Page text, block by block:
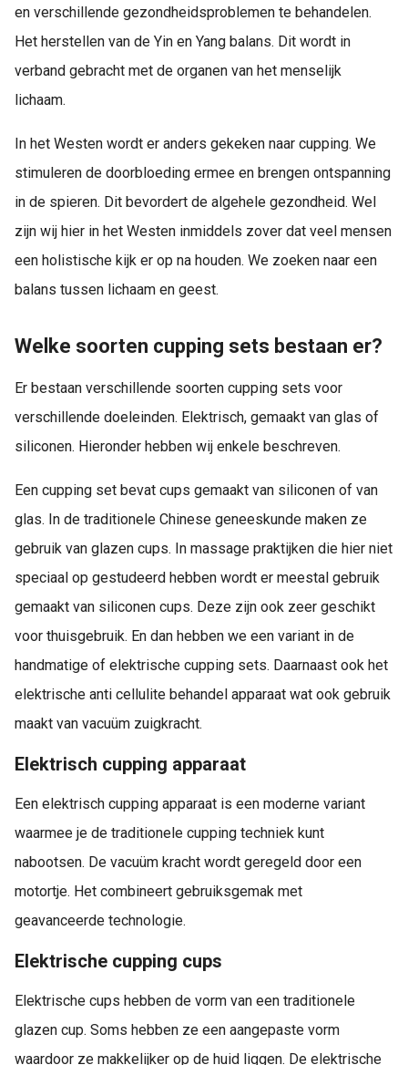
en verschillende gezondheidsproblemen te behandelen.
Het herstellen van de Yin en Yang balans. Dit wordt in
verband gebracht met de organen van het menselijk
lichaam.
In het Westen wordt er anders gekeken naar cupping. We
stimuleren de doorbloeding ermee en brengen ontspanning
in de spieren. Dit bevordert de algehele gezondheid. Wel
zijn wij hier in het Westen inmiddels zover dat veel mensen
een holistische kijk er op na houden. We zoeken naar een
balans tussen lichaam en geest.
Welke soorten cupping sets bestaan er?
Er bestaan verschillende soorten cupping sets voor
verschillende doeleinden. Elektrisch, gemaakt van glas of
siliconen. Hieronder hebben wij enkele beschreven.
Een cupping set bevat cups gemaakt van siliconen of van
glas. In de traditionele Chinese geneeskunde maken ze
gebruik van glazen cups. In massage praktijken die hier niet
speciaal op gestudeerd hebben wordt er meestal gebruik
gemaakt van siliconen cups. Deze zijn ook zeer geschikt
voor thuisgebruik. En dan hebben we een variant in de
handmatige of elektrische cupping sets. Daarnaast ook het
elektrische anti cellulite behandel apparaat wat ook gebruik
maakt van vacuüm zuigkracht.
Elektrisch cupping apparaat
Een elektrisch cupping apparaat is een moderne variant
waarmee je de traditionele cupping techniek kunt
nabootsen. De vacuüm kracht wordt geregeld door een
motortje. Het combineert gebruiksgemak met
geavanceerde technologie.
Elektrische cupping cups
Elektrische cups hebben de vorm van een traditionele
glazen cup. Soms hebben ze een aangepaste vorm
waardoor ze makkelijker op de huid liggen. De elektrische